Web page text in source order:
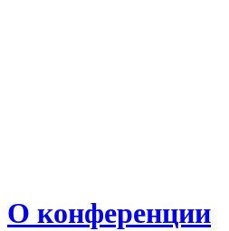
О конференции